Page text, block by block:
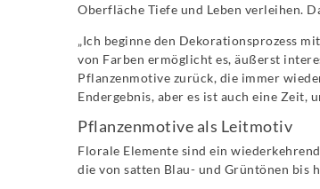
Oberfläche Tiefe und Leben verleihen.
„Ich beginne den Dekorationsprozess
von Farben ermöglicht es, äußerst
Pflanzenmotive zurück, die immer
Endergebnis, aber es ist auch eine Zeit,
Pflanzenmotive als Leitmotiv
Florale Elemente sind ein
die von satten Blau- und Grüntönen bis